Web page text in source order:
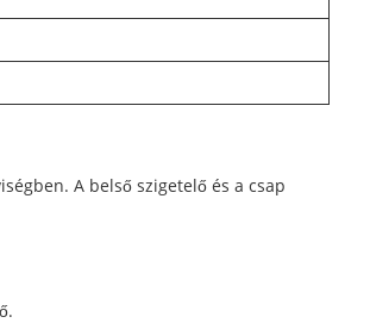
A belső szigetelő és a csap